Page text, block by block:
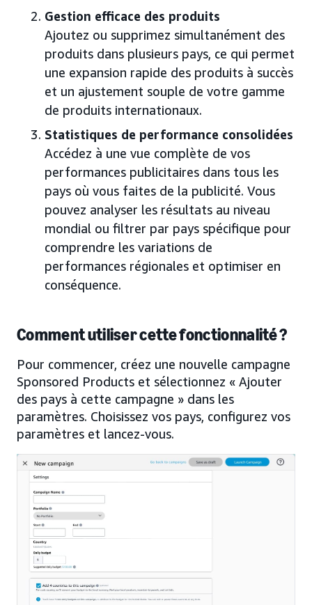
Gestion efficace des produits
Ajoutez ou supprimez simultanément des
produits dans plusieurs pays, ce qui permet
une expansion rapide des produits à succès
et un ajustement souple de votre gamme
de produits internationaux.
Statistiques de performance consolidées
Accédez à une vue complète de vos
performances publicitaires dans tous les
pays où vous faites de la publicité. Vous
pouvez analyser les résultats au niveau
mondial ou filtrer par pays spécifique pour
comprendre les variations de
performances régionales et optimiser en
conséquence.
Comment utiliser cette fonctionnalité ?
Pour commencer, créez une nouvelle campagne
Sponsored Products et sélectionnez « Ajouter
des pays à cette campagne » dans les
paramètres. Choisissez vos pays, configurez vos
paramètres et lancez-vous.